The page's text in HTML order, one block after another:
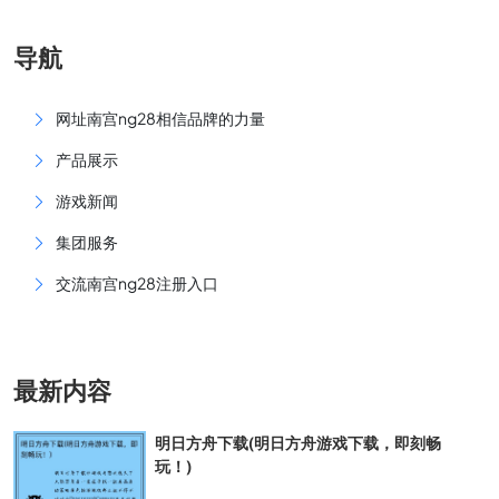
导航
网址南宫ng28相信品牌的力量
产品展示
游戏新闻
集团服务
交流南宫ng28注册入口
最新内容
明日方舟下载(明日方舟游戏下载，即刻畅
玩！)